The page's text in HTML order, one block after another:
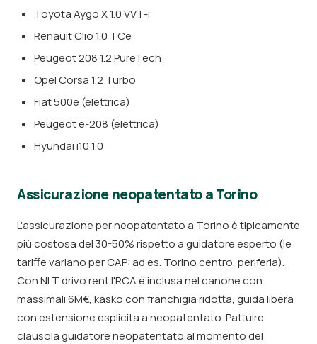
Toyota Aygo X 1.0 VVT-i
Renault Clio 1.0 TCe
Peugeot 208 1.2 PureTech
Opel Corsa 1.2 Turbo
Fiat 500e (elettrica)
Peugeot e-208 (elettrica)
Hyundai i10 1.0
Assicurazione neopatentato a Torino
L'assicurazione per neopatentato a Torino è tipicamente
più costosa del 30-50% rispetto a guidatore esperto (le
tariffe variano per CAP: ad es. Torino centro, periferia).
Con NLT drivo.rent l'RCA è inclusa nel canone con
massimali 6M€, kasko con franchigia ridotta, guida libera
con estensione esplicita a neopatentato. Pattuire
clausola guidatore neopatentato al momento del